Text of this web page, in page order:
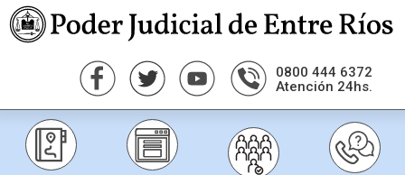
0800 444 6372
Atención 24hs.